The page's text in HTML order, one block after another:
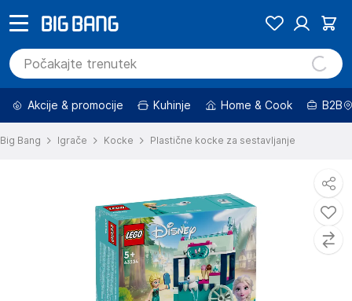
Akcije & promocije Kuhinje Home & Cook B2B
Big Bang Igrače Kocke Plastične kocke za sestavljanje